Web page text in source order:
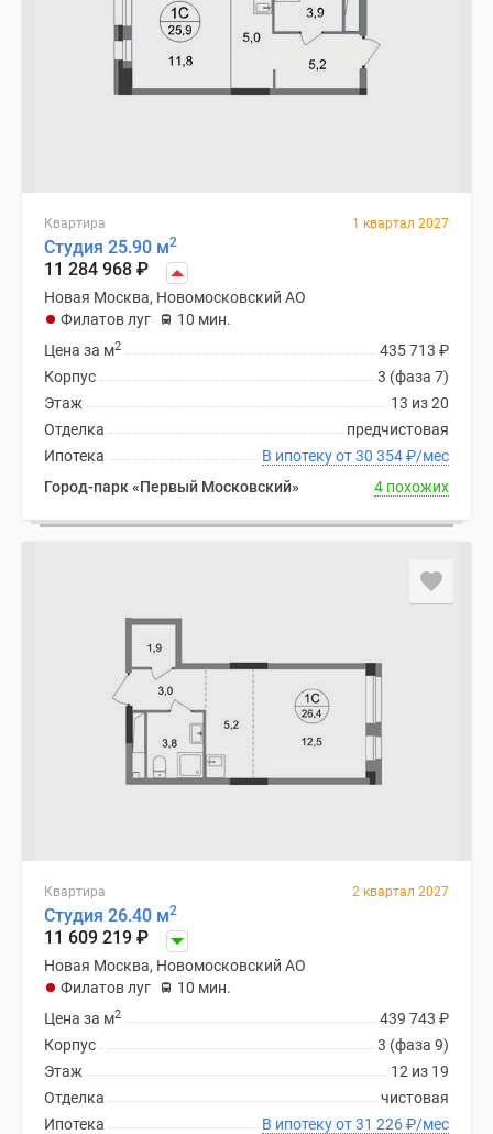
Квартира 1 квартал 2027
Студия 25.90 м2
11 284 968 ₽
Новая Москва, Новомосковский АО
Филатов луг
10 мин.
435 713 ₽
Цена за м2
3 (фаза 7)
Корпус
13 из 20
Этаж
предчистовая
Отделка
В ипотеку от 30 354₽/мес
Ипотека
Город-парк «Первый Московский»
4 похожих
Квартира 2 квартал 2027
Студия 26.40 м2
11 609 219 ₽
Новая Москва, Новомосковский АО
Филатов луг
10 мин.
439 743 ₽
Цена за м2
3 (фаза 9)
Корпус
12 из 19
Этаж
чистовая
Отделка
В ипотеку от 31 226₽/мес
Ипотека